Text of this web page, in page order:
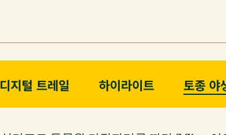
디지털 트레일 하이라이트 토종 야